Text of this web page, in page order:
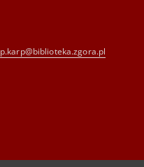
p.karp@biblioteka.zgora.pl